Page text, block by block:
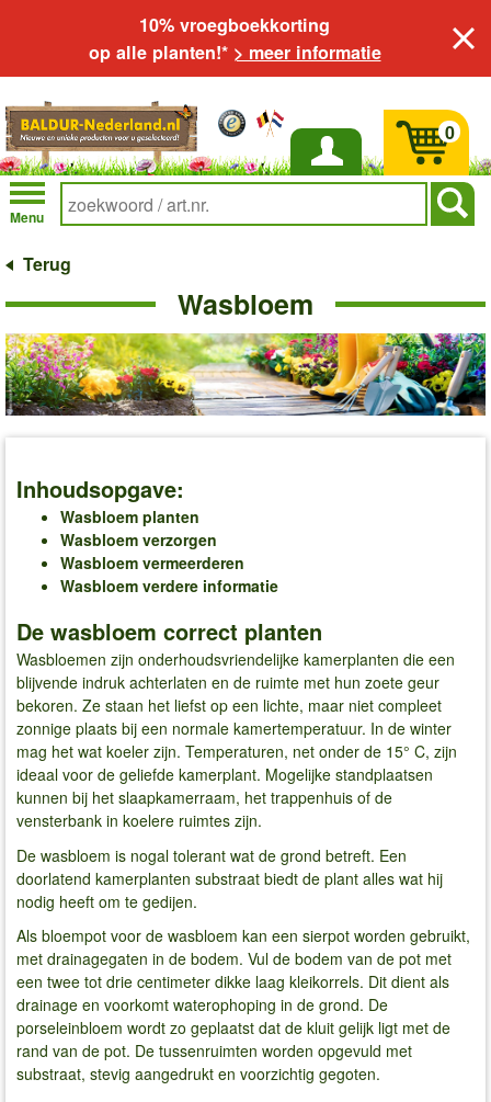
10% vroegboekkorting
op alle planten!* > meer informatie
Inloggen
Menu
0
Terug
Wasbloem
Inhoudsopgave:
Wasbloem planten
Wasbloem verzorgen
Wasbloem vermeerderen
Wasbloem verdere informatie
De wasbloem correct planten
Wasbloemen zijn onderhoudsvriendelijke kamerplanten die een
blijvende indruk achterlaten en de ruimte met hun zoete geur
bekoren. Ze staan het liefst op een lichte, maar niet compleet
zonnige plaats bij een normale kamertemperatuur. In de winter
mag het wat koeler zijn. Temperaturen, net onder de 15° C, zijn
ideaal voor de geliefde kamerplant. Mogelijke standplaatsen
kunnen bij het slaapkamerraam, het trappenhuis of de
vensterbank in koelere ruimtes zijn.
De wasbloem is nogal tolerant wat de grond betreft. Een
doorlatend kamerplanten substraat biedt de plant alles wat hij
nodig heeft om te gedijen.
Als bloempot voor de wasbloem kan een sierpot worden gebruikt,
met drainagegaten in de bodem. Vul de bodem van de pot met
een twee tot drie centimeter dikke laag kleikorrels. Dit dient als
drainage en voorkomt waterophoping in de grond. De
porseleinbloem wordt zo geplaatst dat de kluit gelijk ligt met de
rand van de pot. De tussenruimten worden opgevuld met
substraat, stevig aangedrukt en voorzichtig gegoten.